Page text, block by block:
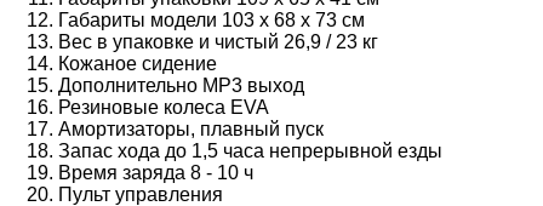
Габариты модели 103 х 68 х 73 см
Вес в упаковке и чистый 26,9 / 23 кг
Кожаное сидение
Дополнительно MP3 выход
Резиновые колеса EVA
Амортизаторы, плавный пуск
Запас хода до 1,5 часа непрерывной езды
Время заряда 8 - 10 ч
Пульт управления